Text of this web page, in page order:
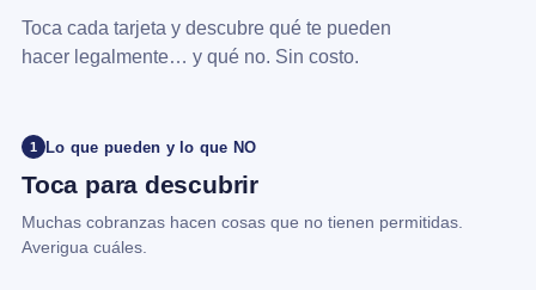
Toca cada tarjeta y descubre qué te pueden
hacer legalmente… y qué no. Sin costo.
1 Lo que pueden y lo que NO
Toca para descubrir
Muchas cobranzas hacen cosas que no tienen permitidas.
Averigua cuáles.